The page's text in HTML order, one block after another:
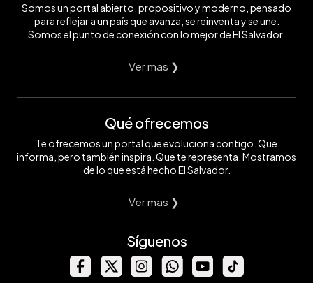
Somos un portal abierto, propositivo y moderno, pensado
para reflejar a un país que avanza, se reinventa y se une.
Somos el punto de conexión con lo mejor de El Salvador.
Ver mas ❯
Qué ofrecemos
Te ofrecemos un portal que evoluciona contigo. Que
informa, pero también inspira. Que te representa. Mostramos
de lo que está hecho El Salvador.
Ver mas ❯
Síguenos